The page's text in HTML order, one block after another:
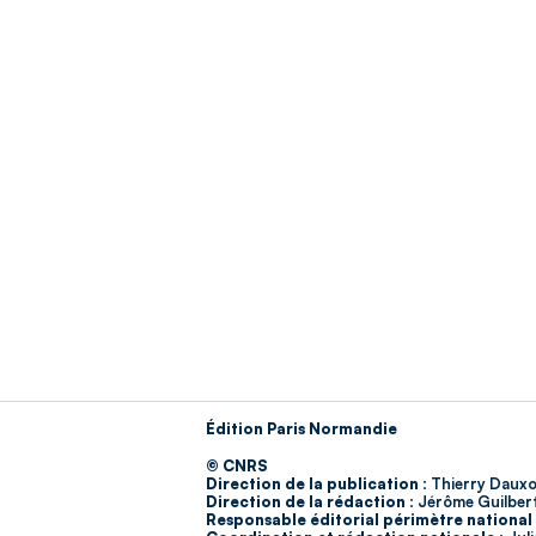
Édition Paris Normandie
© CNRS
Direction de la publication : Thierry
Direction de la rédaction : Jérôme
Responsable éditorial périmètre national